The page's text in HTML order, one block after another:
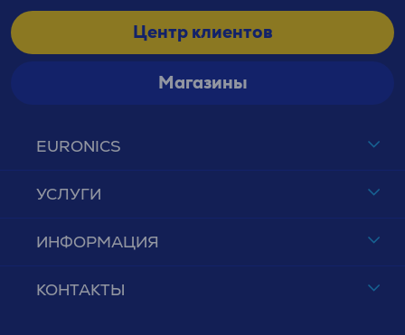
EURONICS
УСЛУГИ
ИНФОРМАЦИЯ
КОНТАКТЫ
Центр клиентов
Магазины